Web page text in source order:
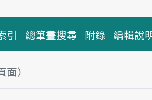
引 總筆畫搜尋 附錄 編輯說
）